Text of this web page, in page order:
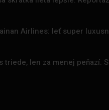
Airlines: leť super
triede, len za menej peňazí.